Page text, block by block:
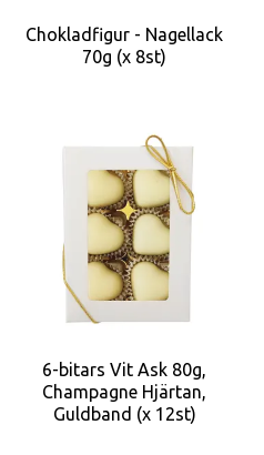
Chokladfigur - Nagellack
70g (x 8st)
6-bitars Vit Ask 80g,
Champagne Hjärtan,
Guldband (x 12st)